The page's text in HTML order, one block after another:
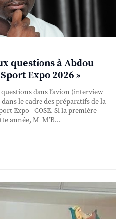
questions à Abdou
Expo 2026 »
dans l’avion (interview
le cadre des préparatifs de la
Expo - COSE. Si la première
année, M. M’B...